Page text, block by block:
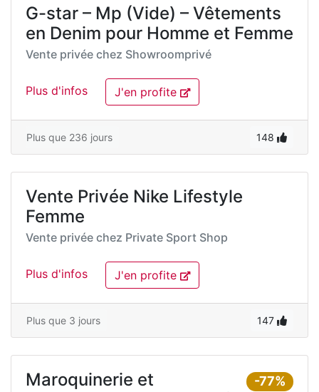
G-star – Mp (Vide) – Vêtements
en Denim pour Homme et Femme
Vente privée chez Showroomprivé
Plus d'infos J'en profite
Plus que 236 jours 148
Vente Privée Nike Lifestyle
Femme
Vente privée chez Private Sport Shop
Plus d'infos J'en profite
Plus que 3 jours 147
-77%
Maroquinerie et